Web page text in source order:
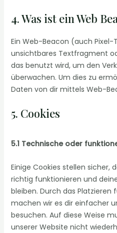
4. Was ist ein Web
Ein Web-Beacon (auch
unsichtbares Textfragment
das benutzt wird, um den
überwachen. Um dies zu
Daten von dir mittels Web-
5. Cookies
5.1 Technische oder
Einige Cookies stellen sicher,
richtig funktionieren und
bleiben. Durch das Platzieren
machen wir es dir einfacher
besuchen. Auf diese Weise
unserer Website nicht